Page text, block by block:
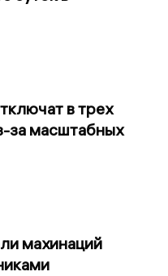
в трех
за масштабных
махинаций